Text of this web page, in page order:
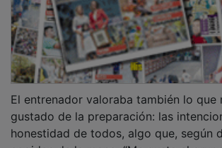
gustado de la preparación: las
honestidad de todos, algo que, según
cogidos de la mano. “Me gusta el